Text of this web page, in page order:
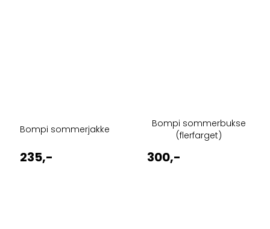
Bompi sommerjakke
235,-
Bompi sommerbukse
(flerfarget)
300,-